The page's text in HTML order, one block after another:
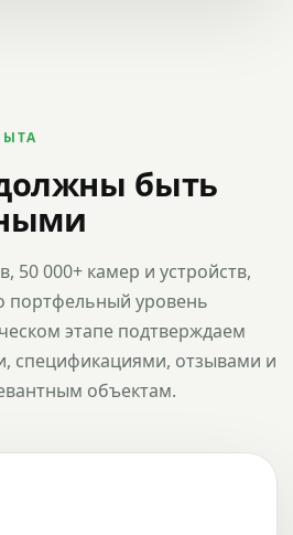
быть
50 000+ камер и устройств,
портфельный уровень
этапе подтверждаем
спецификациями, отзывами и
объектам.